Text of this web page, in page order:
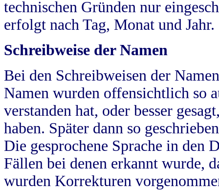
technischen Gründen nur
erfolgt nach Tag, Monat und Jahr.
Schreibweise der Namen
Bei den Schreibweisen der
Namen wurden offensichtlich so
verstanden hat, oder besser
haben. Später dann so
Die gesprochene Sprache in
Fällen bei denen erkannt wurde,
wurden Korrekturen